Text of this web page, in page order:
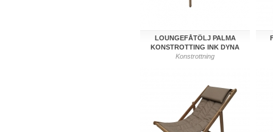
LOUNGEFÅTÖLJ PALMA
KONSTROTTING INK DYNA
Konstrottning